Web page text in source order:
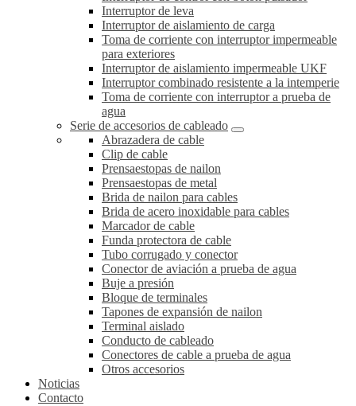
Interruptor de leva
Interruptor de aislamiento de carga
Toma de corriente con interruptor impermeable
para exteriores
Interruptor de aislamiento impermeable UKF
Interruptor combinado resistente a la intemperie
Toma de corriente con interruptor a prueba de
agua
Serie de accesorios de cableado
Abrazadera de cable
Clip de cable
Prensaestopas de nailon
Prensaestopas de metal
Brida de nailon para cables
Brida de acero inoxidable para cables
Marcador de cable
Funda protectora de cable
Tubo corrugado y conector
Conector de aviación a prueba de agua
Buje a presión
Bloque de terminales
Tapones de expansión de nailon
Terminal aislado
Conducto de cableado
Conectores de cable a prueba de agua
Otros accesorios
Noticias
Contacto